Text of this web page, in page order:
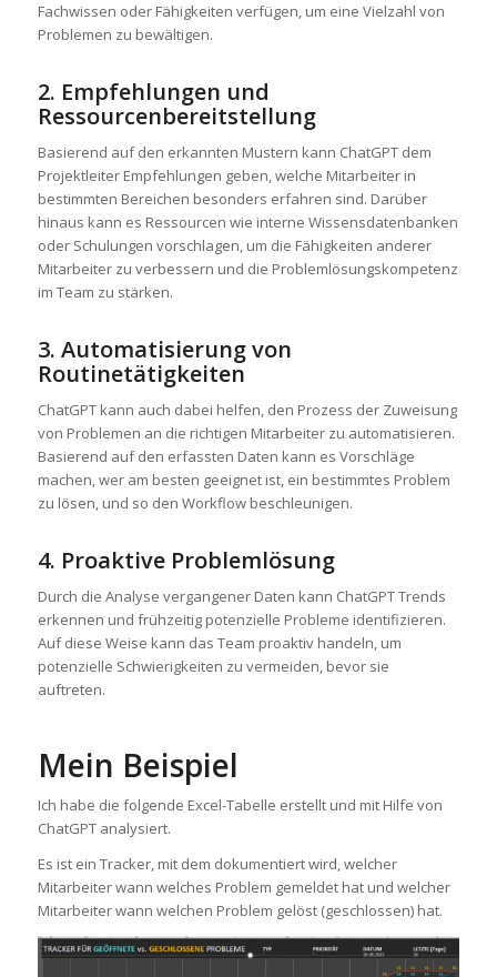
Fachwissen oder Fähigkeiten verfügen, um eine Vielzahl von
Problemen zu bewältigen.
2. Empfehlungen und
Ressourcenbereitstellung
Basierend auf den erkannten Mustern kann ChatGPT dem
Projektleiter Empfehlungen geben, welche Mitarbeiter in
bestimmten Bereichen besonders erfahren sind. Darüber
hinaus kann es Ressourcen wie interne Wissensdatenbanken
oder Schulungen vorschlagen, um die Fähigkeiten anderer
Mitarbeiter zu verbessern und die Problemlösungskompetenz
im Team zu stärken.
3. Automatisierung von
Routinetätigkeiten
ChatGPT kann auch dabei helfen, den Prozess der Zuweisung
von Problemen an die richtigen Mitarbeiter zu automatisieren.
Basierend auf den erfassten Daten kann es Vorschläge
machen, wer am besten geeignet ist, ein bestimmtes Problem
zu lösen, und so den Workflow beschleunigen.
4. Proaktive Problemlösung
Durch die Analyse vergangener Daten kann ChatGPT Trends
erkennen und frühzeitig potenzielle Probleme identifizieren.
Auf diese Weise kann das Team proaktiv handeln, um
potenzielle Schwierigkeiten zu vermeiden, bevor sie
auftreten.
Mein Beispiel
Ich habe die folgende Excel-Tabelle erstellt und mit Hilfe von
ChatGPT analysiert.
Es ist ein Tracker, mit dem dokumentiert wird, welcher
Mitarbeiter wann welches Problem gemeldet hat und welcher
Mitarbeiter wann welchen Problem gelöst (geschlossen) hat.